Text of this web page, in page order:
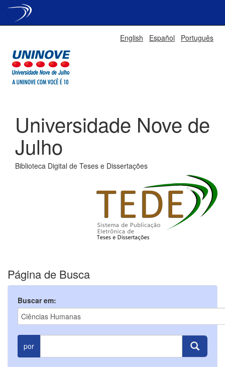
English Español Português
Universidade Nove de
Julho
Biblioteca Digital de Teses e Dissertações
Página de Busca
Buscar em:
por